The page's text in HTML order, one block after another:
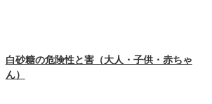
白砂糖の危険性と害（大人・子供・赤ちゃ
ん）